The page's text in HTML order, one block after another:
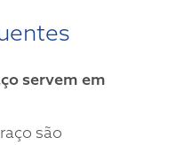
servem em
são